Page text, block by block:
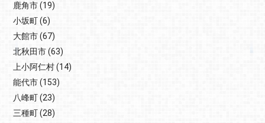
鹿角市(19)
小坂町(6)
大館市(67)
北秋田市(63)
上小阿仁村(14)
能代市(153)
八峰町(23)
三種町(28)